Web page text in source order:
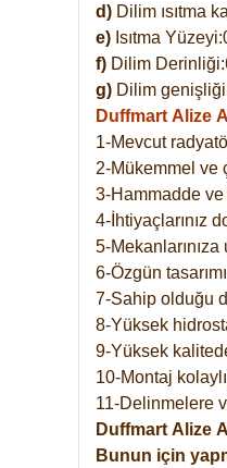
d) Dilim ısıtma
e) Isıtma
f) Dilim
g) Dilim
Duffmart Alize
1-Mevcut
2-Mükemmel ve
3-Hammadde ve
4-İhtiyaçlarınız
5-
6-Özgün
7-Sahip olduğu
8-Yüksek
9-Yüksek
10-Montaj
11-Delinmelere
Duffmart Alize
Bunun için